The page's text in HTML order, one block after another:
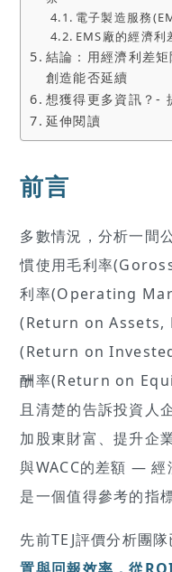
電子製造服務
EMS廠的經濟利
結論：用經濟利差
創造能否延續
想獲得更多資訊？-
延伸閱讀
前言
多數情況，分析一間
慣使用毛利率
利率(Operating
(Return on Assets,
(Return on
酬率(Return on
且清楚的告訴投資人
加股東財富、提升企
與WACC的差額 —
是一個值得參考的指標
先前TEJ評價分析團